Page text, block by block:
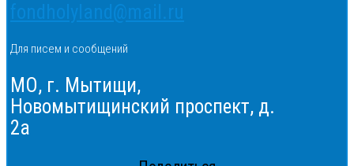
fondholyland@mail.ru
Для писем и сообщений
МО, г. Мытищи,
Новомытищинский проспект, д.
2а